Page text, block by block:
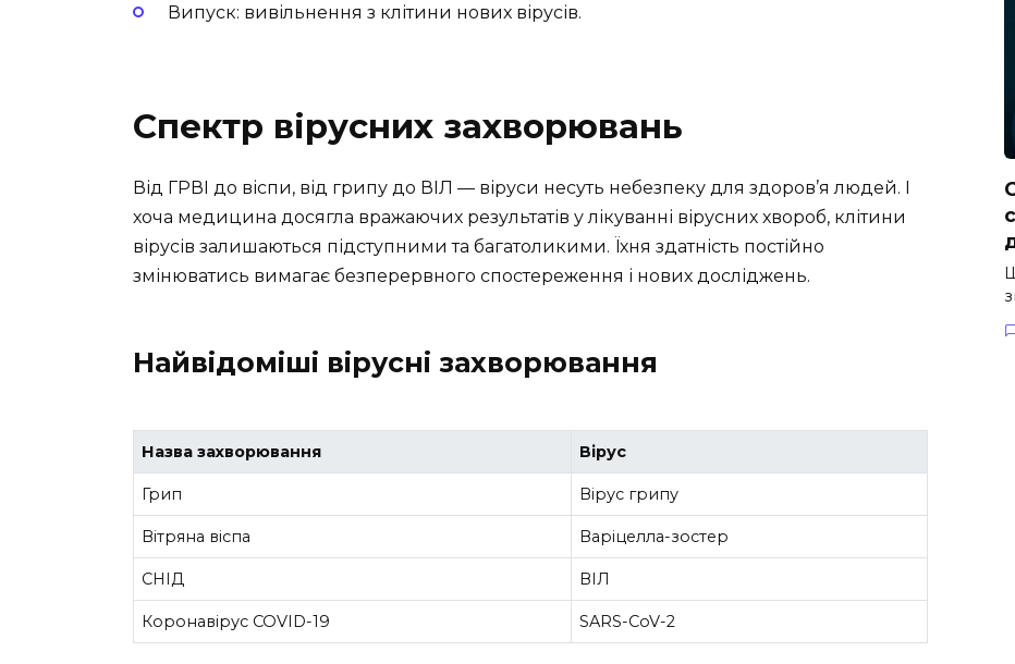
Випуск: вивільнення з клітини нових вірусів.
Спектр вірусних захворювань
Від ГРВІ до віспи, від грипу до ВІЛ — віруси несуть небезпеку для здоров’я людей. І
хоча медицина досягла вражаючих результатів у лікуванні вірусних хвороб, клітини
вірусів залишаються підступними та багатоликими. Їхня здатність постійно
змінюватись вимагає безперервного спостереження і нових досліджень.
Найвідоміші вірусні захворювання
Назва захворювання Вірус
Грип Вірус грипу
Вітряна віспа Варіцелла-зостер
СНІД ВІЛ
Коронавірус COVID-19 SARS-CoV-2